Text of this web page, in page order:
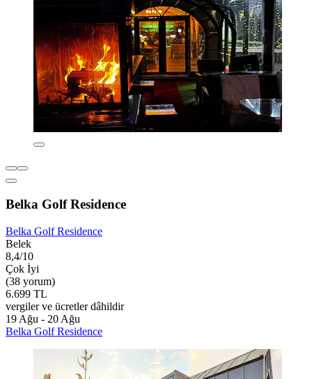
Belka Golf Residence
Belka Golf Residence
Belek
8,4/10
Çok İyi
(38 yorum)
6.699 TL
vergiler ve ücretler dâhildir
19 Ağu - 20 Ağu
Belka Golf Residence